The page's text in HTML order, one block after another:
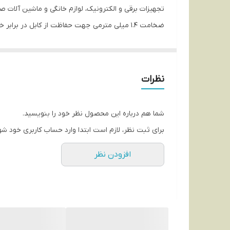
ضخامت 1.4 میلی مترمی جهت حفاظت از کابل در برابر خوردگی و رطوبت و رنج ولتاژ نامی 450/750 ولت می باشد.
نظرات
شما هم درباره این محصول نظر خود را بنویسید.
برای ثبت نظر، لازم است ابتدا وارد حساب کاربری خود
افزودن نظر